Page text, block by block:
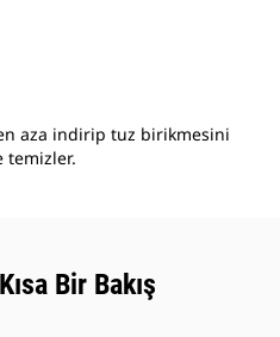
aza indirip tuz birikmesini
temizler.
Bir Bakış